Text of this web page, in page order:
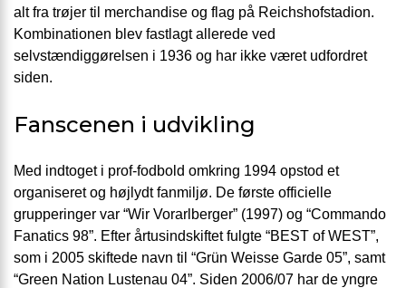
alt fra trøjer til merchandise og flag på Reichshofstadion.
Kombinationen blev fastlagt allerede ved
selvstændiggørelsen i 1936 og har ikke været udfordret
siden.
Fanscenen i udvikling
Med indtoget i prof-fodbold omkring 1994 opstod et
organiseret og højlydt fanmiljø. De første officielle
grupperinger var “Wir Vorarlberger” (1997) og “Commando
Fanatics 98”. Efter årtusindskiftet fulgte “BEST of WEST”,
som i 2005 skiftede navn til “Grün Weisse Garde 05”, samt
“Green Nation Lustenau 04”. Siden 2006/07 har de yngre